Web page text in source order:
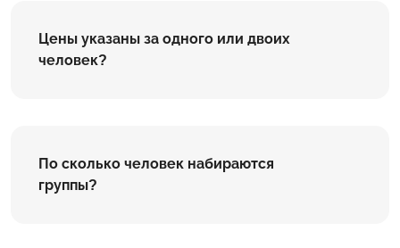
Цены указаны за одного или двоих
человек?
По сколько человек набираются
группы?